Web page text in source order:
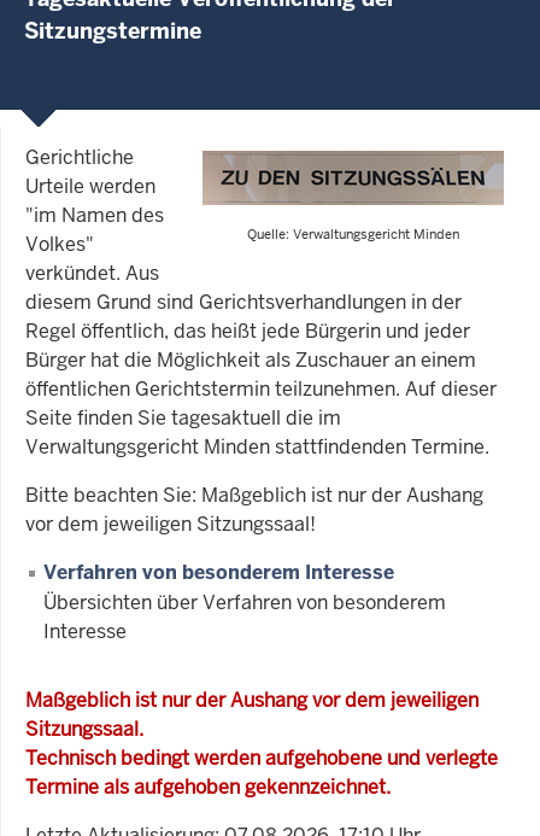
Sitzungstermine
Quelle: Verwaltungsgericht Minden
Gerichtliche
Urteile werden
"im Namen des
Volkes"
verkündet. Aus
diesem Grund sind Gerichtsverhandlungen in der
Regel öffentlich, das heißt jede Bürgerin und jeder
Bürger hat die Möglichkeit als Zuschauer an einem
öffentlichen Gerichtstermin teilzunehmen. Auf dieser
Seite finden Sie tagesaktuell die im
Verwaltungsgericht Minden stattfindenden Termine.
Bitte beachten Sie: Maßgeblich ist nur der Aushang
vor dem jeweiligen Sitzungssaal!
Verfahren von besonderem Interesse
Übersichten über Verfahren von besonderem
Interesse
Maßgeblich ist nur der Aushang vor dem jeweiligen
Sitzungssaal.
Technisch bedingt werden aufgehobene und verlegte
Termine als aufgehoben gekennzeichnet.